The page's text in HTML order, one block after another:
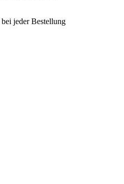
jeder Bestellung